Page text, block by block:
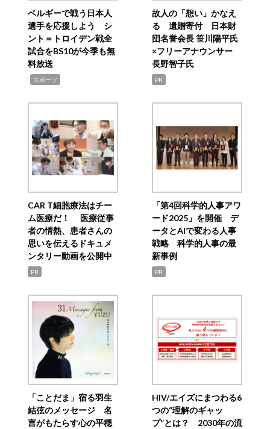
ベルギーで戦う日本人
選手を応援しよう シ
ント＝トロイデン戦全
試合をBS10が今季も無
料放送
スポーツ
故人の「想い」かなえ
る 遺贈寄付 日本財
団名誉会長 笹川陽平氏
×フリーアナウンサー
長野智子氏
PR
CAR T細胞療法はチー
ム医療だ！ 医療従事
者の情熱、患者さんの
思いを伝えるドキュメ
ンタリー動画を公開中
PR
「第4回科学的人事アワ
ード2025」を開催 デ
ータとAIで変わる人事
戦略 科学的人事の最
新事例
PR
「ことだま」宿る羽生
結弦のメッセージ 名
言がもたらす心の平穏
HIV/エイズにまつわる6
つの“理解のギャッ
プ”とは？ 2030年の流